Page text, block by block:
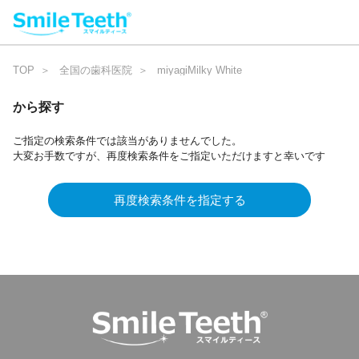
TOP 全国の歯科医院 miyagiMilky White
から探す
ご指定の検索条件では該当がありませんでした。
大変お手数ですが、再度検索条件をご指定いただけますと幸いです
再度検索条件を指定する